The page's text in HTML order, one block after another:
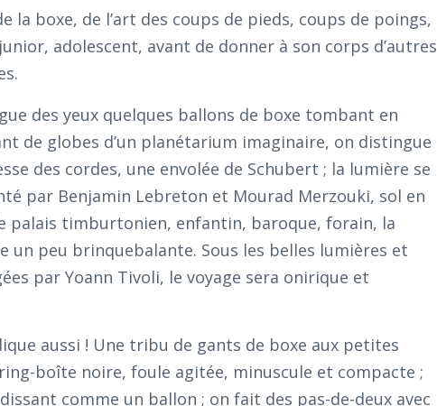
la boxe, de l’art des coups de pieds, coups de poings,
adolescent, avant de donner à son corps d’autres
des yeux quelques ballons de boxe tombant en
de globes d’un planétarium imaginaire, on distingue
des cordes, une envolée de Schubert ; la lumière se
par Benjamin Lebreton et Mourad Merzouki, sol en
palais timburtonien, enfantin, baroque, forain, la
un peu brinquebalante. Sous les belles lumières et
par Yoann Tivoli, le voyage sera onirique et
aussi ! Une tribu de gants de boxe aux petites
boîte noire, foule agitée, minuscule et compacte ;
comme un ballon ; on fait des pas-de-deux avec